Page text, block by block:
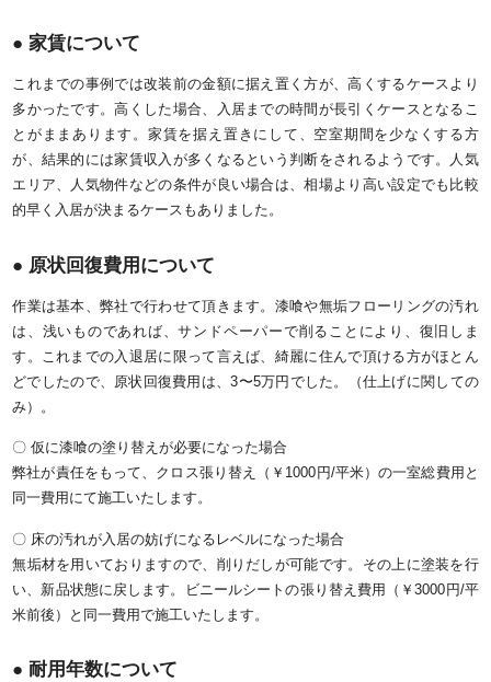
● 家賃について
これまでの事例では改装前の金額に据え置く方が、高くするケースより
多かったです。高くした場合、入居までの時間が長引くケースとなるこ
とがままあります。家賃を据え置きにして、空室期間を少なくする方
が、結果的には家賃収入が多くなるという判断をされるようです。人気
エリア、人気物件などの条件が良い場合は、相場より高い設定でも比較
的早く入居が決まるケースもありました。
● 原状回復費用について
作業は基本、弊社で行わせて頂きます。漆喰や無垢フローリングの汚れ
は、浅いものであれば、サンドペーパーで削ることにより、復旧しま
す。これまでの入退居に限って言えば、綺麗に住んで頂ける方がほとん
どでしたので、原状回復費用は、3〜5万円でした。（仕上げに関しての
み）。
〇 仮に漆喰の塗り替えが必要になった場合
弊社が責任をもって、クロス張り替え（￥1000円/平米）の一室総費用と
同一費用にて施工いたします。
〇 床の汚れが入居の妨げになるレベルになった場合
無垢材を用いておりますので、削りだしが可能です。その上に塗装を行
い、新品状態に戻します。ビニールシートの張り替え費用（￥3000円/平
米前後）と同一費用で施工いたします。
● 耐用年数について